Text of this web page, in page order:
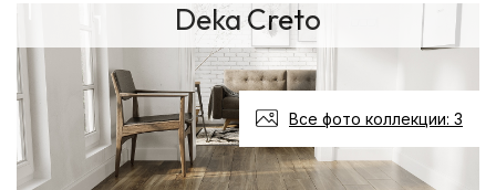
Deka Creto
Все фото коллекции: 3